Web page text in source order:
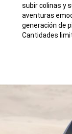
subir colinas y
aventuras
generación de
Cantidades